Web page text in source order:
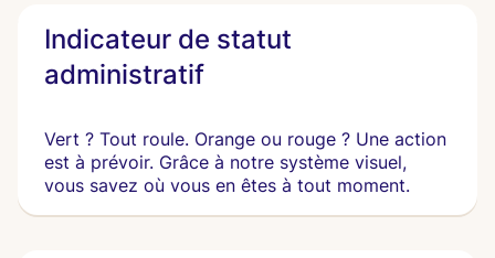
Indicateur de statut
administratif
Vert ? Tout roule. Orange ou rouge ? Une action
est à prévoir. Grâce à notre système visuel,
vous savez où vous en êtes à tout moment.